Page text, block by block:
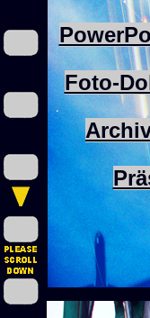
Foto-